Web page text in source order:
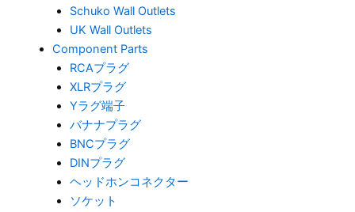
Schuko Wall Outlets
UK Wall Outlets
Component Parts
RCAプラグ
XLRプラグ
Yラグ端子
バナナプラグ
BNCプラグ
DINプラグ
ヘッドホンコネクター
ソケット